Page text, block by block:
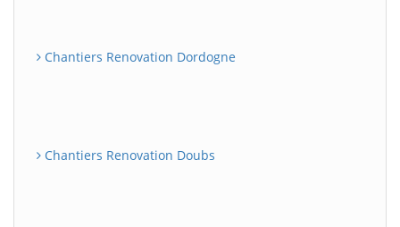
Chantiers Renovation Dordogne
Chantiers Renovation Doubs